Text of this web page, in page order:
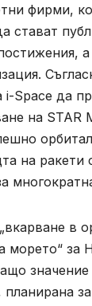
фирми,
стават
i-Space да
на STAR
на ракети
в
морето“ за
значение
планирана